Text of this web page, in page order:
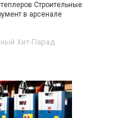
Строительные
в арсенале
Хит-Парад